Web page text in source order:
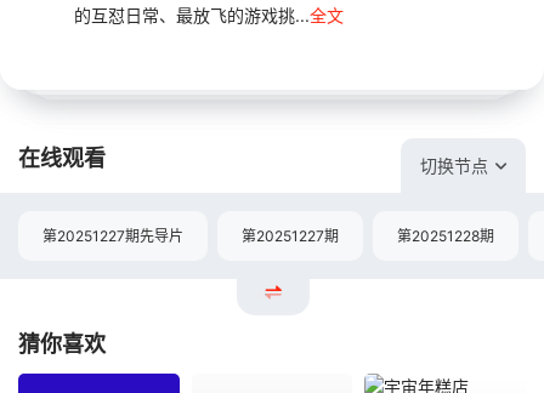
的互怼日常、最放飞的游戏挑...全文
在线观看 切换节点
第20251227期先导片 第20251227期 第20251228期
猜你喜欢